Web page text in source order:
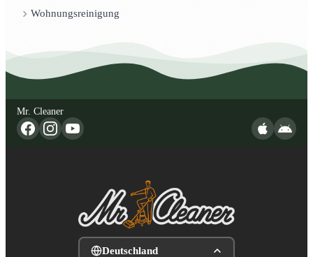
Wohnungsreinigung
Mr. Cleaner
Deutschland